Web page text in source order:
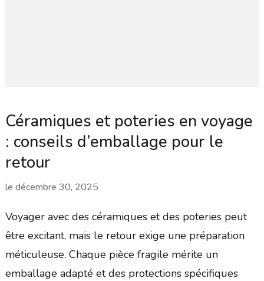
Céramiques et poteries en voyage
: conseils d’emballage pour le
retour
le décembre 30, 2025
Voyager avec des céramiques et des poteries peut
être excitant, mais le retour exige une préparation
méticuleuse. Chaque pièce fragile mérite un
emballage adapté et des protections spécifiques